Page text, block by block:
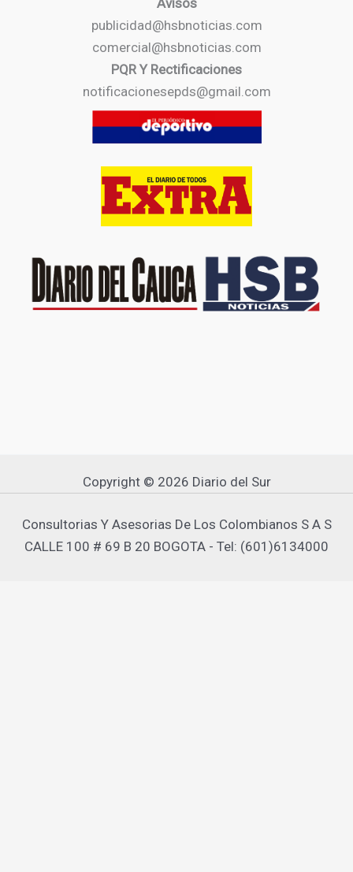
Avisos
publicidad@hsbnoticias.com
comercial@hsbnoticias.com
PQR Y Rectificaciones
notificacionesepds@gmail.com
Copyright © 2026 Diario del Sur
Consultorias Y Asesorias De Los Colombianos S A S
CALLE 100 # 69 B 20 BOGOTA - Tel: (601)6134000